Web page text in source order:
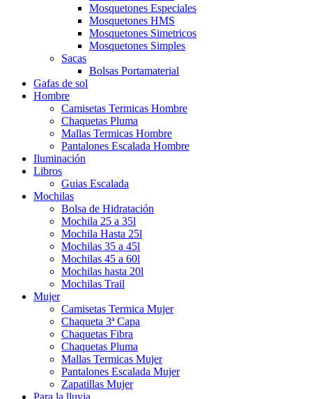
Mosquetones Especiales
Mosquetones HMS
Mosquetones Simetricos
Mosquetones Simples
Sacas
Bolsas Portamaterial
Gafas de sol
Hombre
Camisetas Termicas Hombre
Chaquetas Pluma
Mallas Termicas Hombre
Pantalones Escalada Hombre
Iluminación
Libros
Guias Escalada
Mochilas
Bolsa de Hidratación
Mochila 25 a 35l
Mochila Hasta 25l
Mochilas 35 a 45l
Mochilas 45 a 60l
Mochilas hasta 20l
Mochilas Trail
Mujer
Camisetas Termica Mujer
Chaqueta 3ª Capa
Chaquetas Fibra
Chaquetas Pluma
Mallas Termicas Mujer
Pantalones Escalada Mujer
Zapatillas Mujer
Para la lluvia